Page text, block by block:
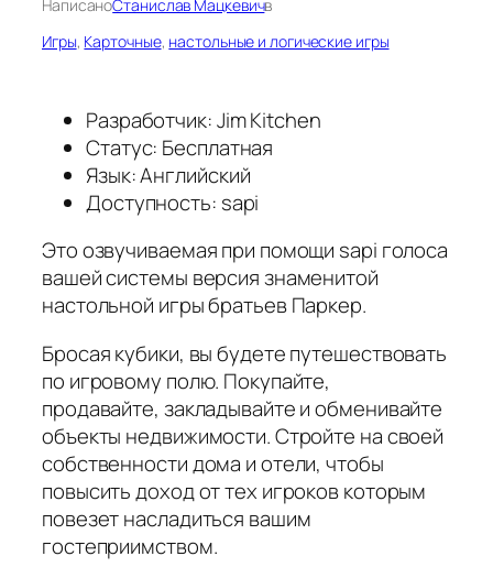
НаписаноСтанислав Мацкевичв
Игры, Карточные, настольные и логические игры
Разработчик: Jim Kitchen
Статус: Бесплатная
Язык: Английский
Доступность: sapi
Это озвучиваемая при помощи sapi голоса
вашей системы версия знаменитой
настольной игры братьев Паркер.
Бросая кубики, вы будете путешествовать
по игровому полю. Покупайте,
продавайте, закладывайте и обменивайте
объекты недвижимости. Стройте на своей
собственности дома и отели, чтобы
повысить доход от тех игроков которым
повезет насладиться вашим
гостеприимством.